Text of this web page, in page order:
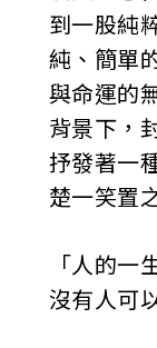
到一股純
純、簡單
與命運的
背景下，
抒發著一
楚一笑置
「人的一
沒有人可